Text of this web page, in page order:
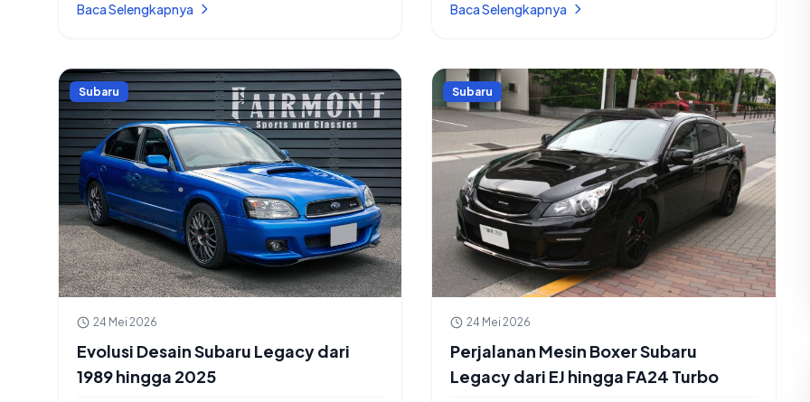
Baca Selengkapnya Baca Selengkapnya
Subaru
24 Mei 2026
Evolusi Desain Subaru Legacy dari
1989 hingga 2025
Subaru
24 Mei 2026
Perjalanan Mesin Boxer Subaru
Legacy dari EJ hingga FA24 Turbo